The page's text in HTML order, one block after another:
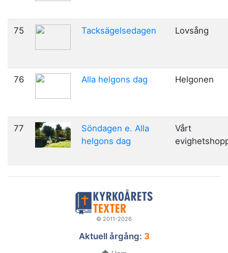
75 Tacksägelsedagen Lovsång
76 Alla helgons dag Helgonen
77
Söndagen e. Alla
helgons dag
Vårt
© 2011-2026
Aktuell årgång: 3